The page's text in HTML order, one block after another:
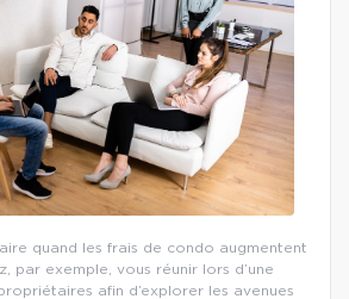
quand les frais de condo augmentent
par exemple, vous réunir lors d’une
afin d’explorer les avenues